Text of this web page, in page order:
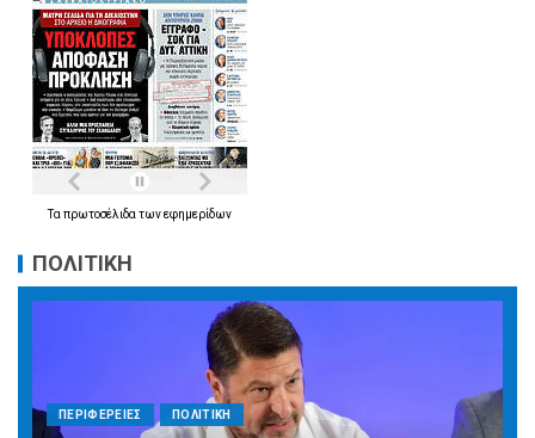
Ταπρωτοσέλιδατωνεφημερίδων
ΠΟΛΙΤΙΚΗ
ΠΕΡΙΦΕΡΕΙΕΣ ΠΟΛΙΤΙΚΗ